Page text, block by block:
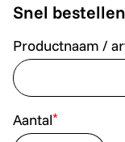
Snel bestellen
Productnaam /
Aantal*